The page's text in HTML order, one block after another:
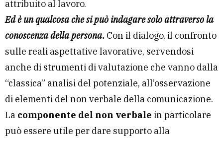
attribuito al lavoro.
Ed è un qualcosa che si può indagare solo attraverso la
conoscenza della persona. Con il dialogo, il confronto
sulle reali aspettative lavorative, servendosi
anche di strumenti di valutazione che vanno dalla
“classica” analisi del potenziale, all’osservazione
di elementi del non verbale della comunicazione.
La componente del non verbale in particolare
può essere utile per dare supporto alla